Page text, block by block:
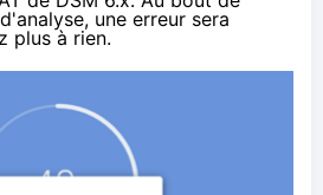
une erreur sera
plus à rien.